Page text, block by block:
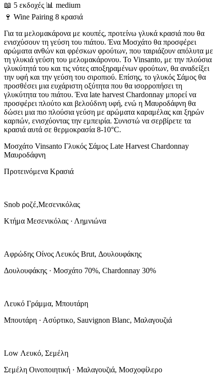
📖 5 εκδοχές 📊 medium
🍷 Wine Pairing 8 κρασιά
Για τα μελομακάρονα με κουπές, προτείνω γλυκά κρασιά που θα
ενισχύσουν τη γεύση του πιάτου. Ένα Μοσχάτο θα προσφέρει
αρώματα ανθών και φρέσκων φρούτων, που ταιριάζουν απόλυτα με
τη γλυκιά γεύση του μελομακάρονου. Το Vinsanto, με την πλούσια
γλυκύτητά του και τις νότες αποξηραμένων φρούτων, θα αναδείξει
την υφή και την γεύση του σιροπιού. Επίσης, το γλυκός Σάμος θα
προσθέσει μια ευχάριστη οξύτητα που θα ισορροπήσει τη
γλυκύτητα του πιάτου. Ένα late harvest Chardonnay μπορεί να
προσφέρει πλούτο και βελούδινη υφή, ενώ η Μαυροδάφνη θα
δώσει μια πιο πλούσια γεύση με αρώματα καραμέλας και ξηρών
καρπών, ενισχύοντας την εμπειρία. Συνιστώ να σερβίρετε τα
κρασιά αυτά σε θερμοκρασία 8-10°C.
Μοσχάτο Vinsanto Γλυκός Σάμος Late Harvest Chardonnay
Μαυροδάφνη
Προτεινόμενα Κρασιά
Snob ροζέ,Μεσενικόλας
Κτήμα Μεσενικόλας · Λημνιώνα
Αφρώδης Οίνος Λευκός Brut, Δουλουφάκης
Δουλουφάκης · Μοσχάτο 70%, Chardonnay 30%
Λευκό Γράμμα, Μπουτάρη
Μπουτάρη · Ασύρτικο, Sauvignon Blanc, Μαλαγουζιά
Low Λευκό, Σεμέλη
Σεμέλη Οινοποιητική · Μαλαγουζιά, Μοσχοφίλερο